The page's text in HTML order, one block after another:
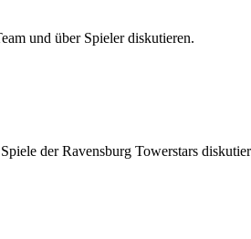
und über Spieler diskutieren.
der Ravensburg Towerstars